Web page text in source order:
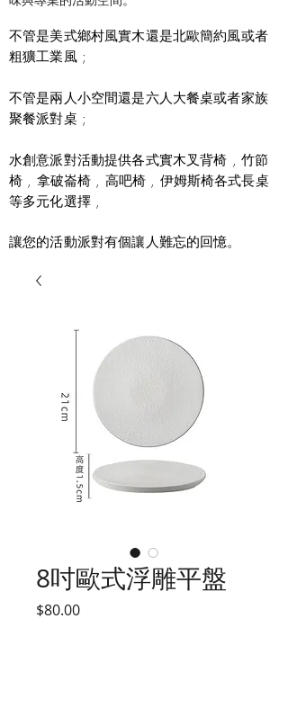
不管是美式鄉村風實木還是北歐簡約風或者
粗獷工業風 ;
不管是兩人小空間還是六人大餐桌或者家族
聚餐派對桌 ;
水創意派對活動提供各式實木叉背椅 , 竹節
椅 , 拿破崙椅 , 高吧椅 , 伊姆斯椅各式長桌
等多元化選擇 ,
讓您的活動派對有個讓人難忘的回憶。
8吋歐式浮雕平盤
$80.00價